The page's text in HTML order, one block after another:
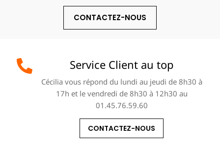
CONTACTEZ-NOUS
Service Client au top
Cécilia vous répond du lundi au jeudi de 8h30 à
17h et le vendredi de 8h30 à 12h30 au
01.45.76.59.60
CONTACTEZ-NOUS